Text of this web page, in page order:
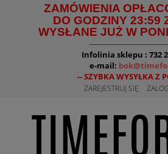
ZAMÓWIENIA
DO GODZINY 23:59
WYSŁANE JUŻ W
Infolinia sklepu : 732
e-mail:
-- SZYBKA WYSYŁKA Z
ZAREJESTRUJ SIĘ